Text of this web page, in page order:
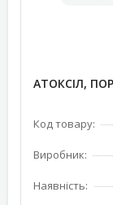
АТОКСІЛ,
Код товару:
Виробник:
Наявність: